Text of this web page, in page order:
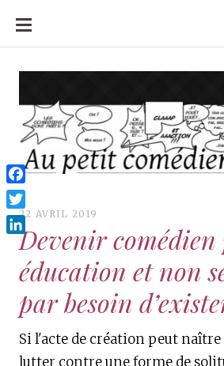
ALLER
CONTENU
Au Petit
Au Petit
22 AVRIL 2019
Devenir
éducation et non
par besoin
Si l'acte de création peut
lutter contre une forme de
Facebook
Twitter
LinkedIn